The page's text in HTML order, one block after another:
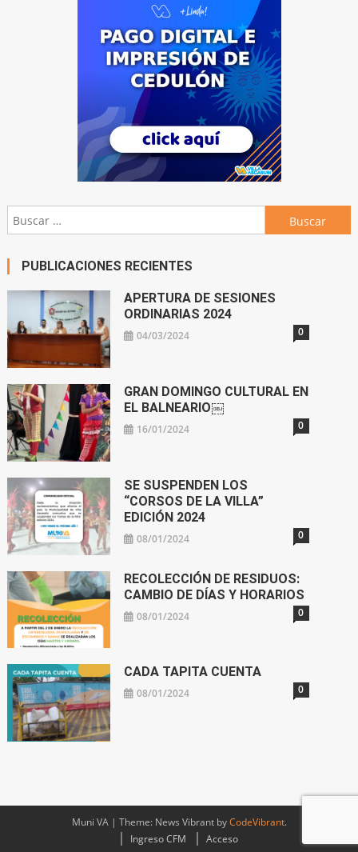
Buscar:
PUBLICACIONES RECIENTES
APERTURA DE SESIONES
ORDINARIAS 2024
04/03/2024 0
GRAN DOMINGO CULTURAL EN
EL BALNEARIO￼
16/01/2024 0
SE SUSPENDEN LOS
“CORSOS DE LA VILLA”
EDICIÓN 2024
08/01/2024 0
RECOLECCIÓN DE RESIDUOS:
CAMBIO DE DÍAS Y HORARIOS
08/01/2024 0
CADA TAPITA CUENTA
08/01/2024 0
Muni VA | Theme: News Vibrant byCodeVibrant.
Ingreso CFM
Acceso